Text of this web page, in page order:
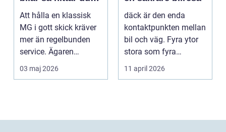
rätt delar
Att hålla en klassisk
MG i gott skick kräver
mer än regelbunden
service. Ägaren
behöver också ha kol...
03 maj 2026
däck är den enda
kontaktpunkten mellan
bil och väg. Fyra ytor
stora som fyra
handflator avgör
bromss...
11 april 2026